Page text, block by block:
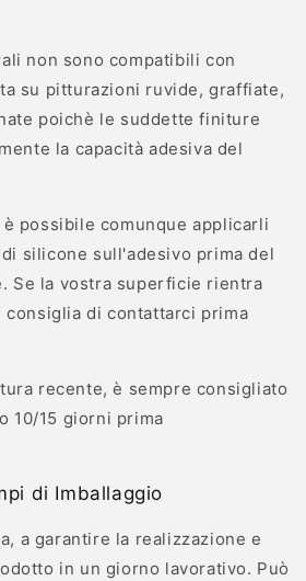
non sono compatibili con
su pitturazioni ruvide, graffiate,
poichè le suddette finiture
la capacità adesiva del
possibile comunque applicarli
silicone sull'adesivo prima del
Se la vostra superficie rientra
consiglia di contattarci prima
recente, è sempre consigliato
10/15 giorni prima
di Imballaggio
a garantire la realizzazione e
in un giorno lavorativo. Può